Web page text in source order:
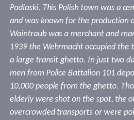
Podlaski. This Polish town was a
and was known for the production
Waintraub was a merchant and
1939 the Wehrmacht occupied the
a large transit ghetto. In just two
men from Police Battalion 101
10,000 people from the ghetto.
elderly were shot on the spot, the
overcrowded transports or were